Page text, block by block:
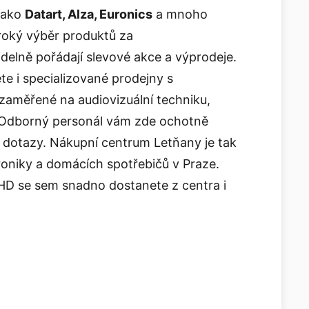
Datart, Alza, Euronics a mnoho
výběr produktů za
pořádají slevové akce a výprodeje.
i specializované prodejny s
na audiovizuální techniku,
personál vám zde ochotně
Nákupní centrum Letňany je tak
a domácích spotřebičů v Praze.
se sem snadno dostanete z centra i